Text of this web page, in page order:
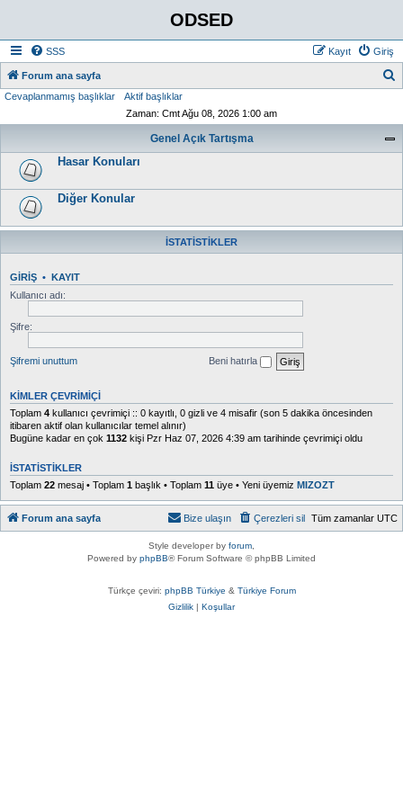
ODSED
SSS Giriş
Kayıt
Forum ana sayfa
Cevaplanmamış başlıklar
Aktif başlıklar
Zaman: Cmt Ağu 08, 2026 1:00 am
Genel Açık Tartışma
Hasar Konuları
Diğer Konular
İSTATISTIKLER
GIRIŞ • KAYIT
Kullanıcı adı:
Şifre:
Şifremi unuttum Beni hatırla
KIMLER ÇEVRIMIÇI
Toplam 4 kullanıcı çevrimiçi :: 0 kayıtlı, 0 gizli ve 4 misafir (son 5 dakika öncesinden
itibaren aktif olan kullanıcılar temel alınır)
Bugüne kadar en çok 1132 kişi Pzr Haz 07, 2026 4:39 am tarihinde çevrimiçi oldu
İSTATISTIKLER
Toplam 22 mesaj • Toplam 1 başlık • Toplam 11 üye • Yeni üyemiz MIZOZT
Forum ana sayfa Tüm zamanlar UTC
Çerezleri sil
Bize ulaşın
Style developer by forum
Powered by phpBB® Forum Software © phpBB Limited
Türkçe çeviri: phpBB Türkiye & Türkiye Forum
Gizlilik | Koşullar